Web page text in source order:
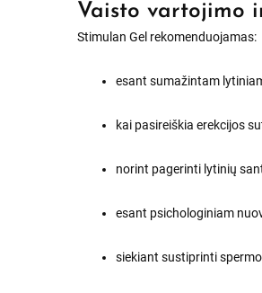
Vaisto vartojimo
Stimulan Gel rekomenduojamas:
esant sumažintam
kai pasireiškia erekcijos
norint pagerinti lytinių
esant psichologiniam
siekiant sustiprinti